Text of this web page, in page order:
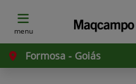
menu
Formosa - Goiás